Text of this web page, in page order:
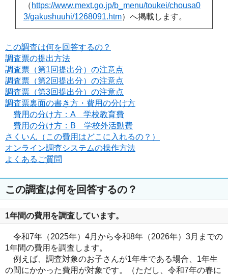
（ https://www.mext.go.jp/b_menu/toukei/chousa0
3/gakushuuhi/1268091.htm）へ掲載します。
この調査は何を回答するの？
調査票の提出方法
調査票（第1回提出分）の注意点
調査票（第2回提出分）の注意点
調査票（第3回提出分）の注意点
調査票裏面の書き方・費用の分け方
費用の分け方：A 学校教育費
費用の分け方：B 学校外活動費
さくいん（この費用はどこに入れるの？）
オンライン調査システムの操作方法
よくあるご質問
この調査は何を回答するの？
1年間の費用を調査しています。
令和7年（2025年）4月から令和8年（2026年）3月までの
1年間の費用を調査します。
例えば、調査対象のお子さんが1年生である場合、1年生
の間にかかった費用が対象です。（ただし、令和7年の春に